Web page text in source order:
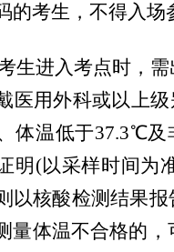
的考生，不得入场
生进入考点时，
医用外科或以上
体温低于37.3℃及
明 (以采样时间为
以核酸检测结果
量体温不合格的